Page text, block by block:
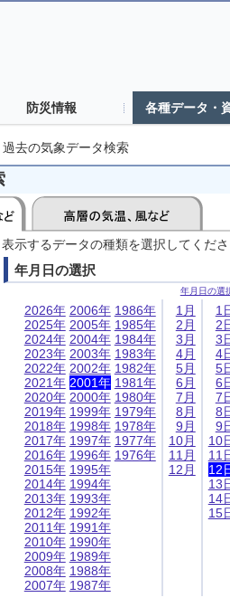
防災情報 各種データ・
過去の気象データ検索
示するデータの種類を選択してくだ
年月日の選択
年月日の選
2026年
2025年
2024年
2023年
2022年
2021年
2020年
2019年
2018年
2017年
2016年
2015年
2014年
2013年
2012年
2011年
2010年
2009年
2008年
2007年
2006年
2005年
2004年
2003年
2002年
2001年
2000年
1999年
1998年
1997年
1996年
1995年
1994年
1993年
1992年
1991年
1990年
1989年
1988年
1987年
1986年
1985年
1984年
1983年
1982年
1981年
1980年
1979年
1978年
1977年
1976年
1月
2月
3月
4月
5月
6月
7月
8月
9月
10月
11月
12月
1
2
3
4
5
6
7
8
9
10
11
12
13
14
15